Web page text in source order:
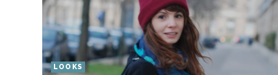
LOOKS